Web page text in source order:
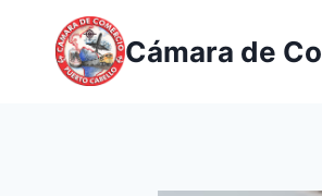
contenido
Cámara de